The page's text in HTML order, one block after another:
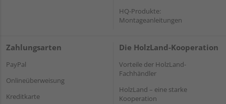
HQ-Produkte:
Montageanleitungen
Zahlungsarten
PayPal
Onlineüberweisung
Kreditkarte
Die HolzLand-Kooperation
Vorteile der HolzLand-
Fachhändler
HolzLand – eine starke
Kooperation